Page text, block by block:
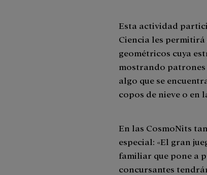
Esta actividad
Ciencia les
geométricos cuya
mostrando patrones
algo que se
copos de nieve o en
En las CosmoNits
especial: «El gran
familiar que pone a
concursantes